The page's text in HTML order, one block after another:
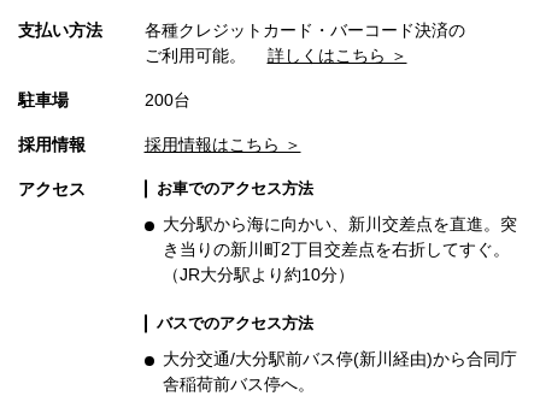
支払い方法
各種クレジットカード・バーコード決済の
ご利用可能。 詳しくはこちら ＞
駐車場 200台
採用情報 採用情報はこちら ＞
アクセス お車でのアクセス方法
大分駅から海に向かい、新川交差点を直進。突
き当りの新川町2丁目交差点を右折してすぐ。
（JR大分駅より約10分）
バスでのアクセス方法
大分交通/大分駅前バス停(新川経由)から合同庁
舎稲荷前バス停へ。